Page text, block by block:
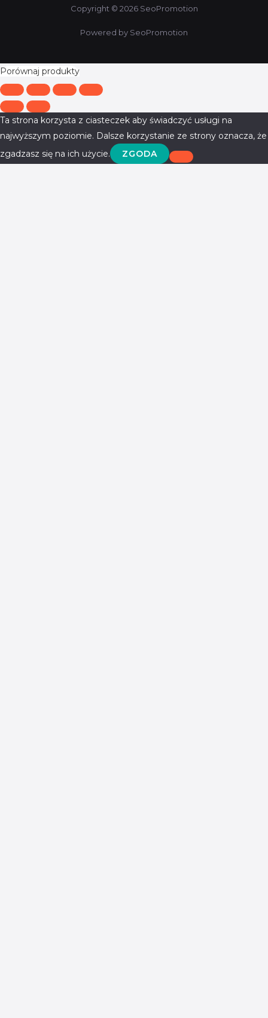
Copyright © 2026 SeoPromotion
Powered by SeoPromotion
Porównaj produkty
Ta strona korzysta z ciasteczek aby świadczyć usługi na
najwyższym poziomie. Dalsze korzystanie ze strony oznacza, że
zgadzasz się na ich użycie.
ZGODA